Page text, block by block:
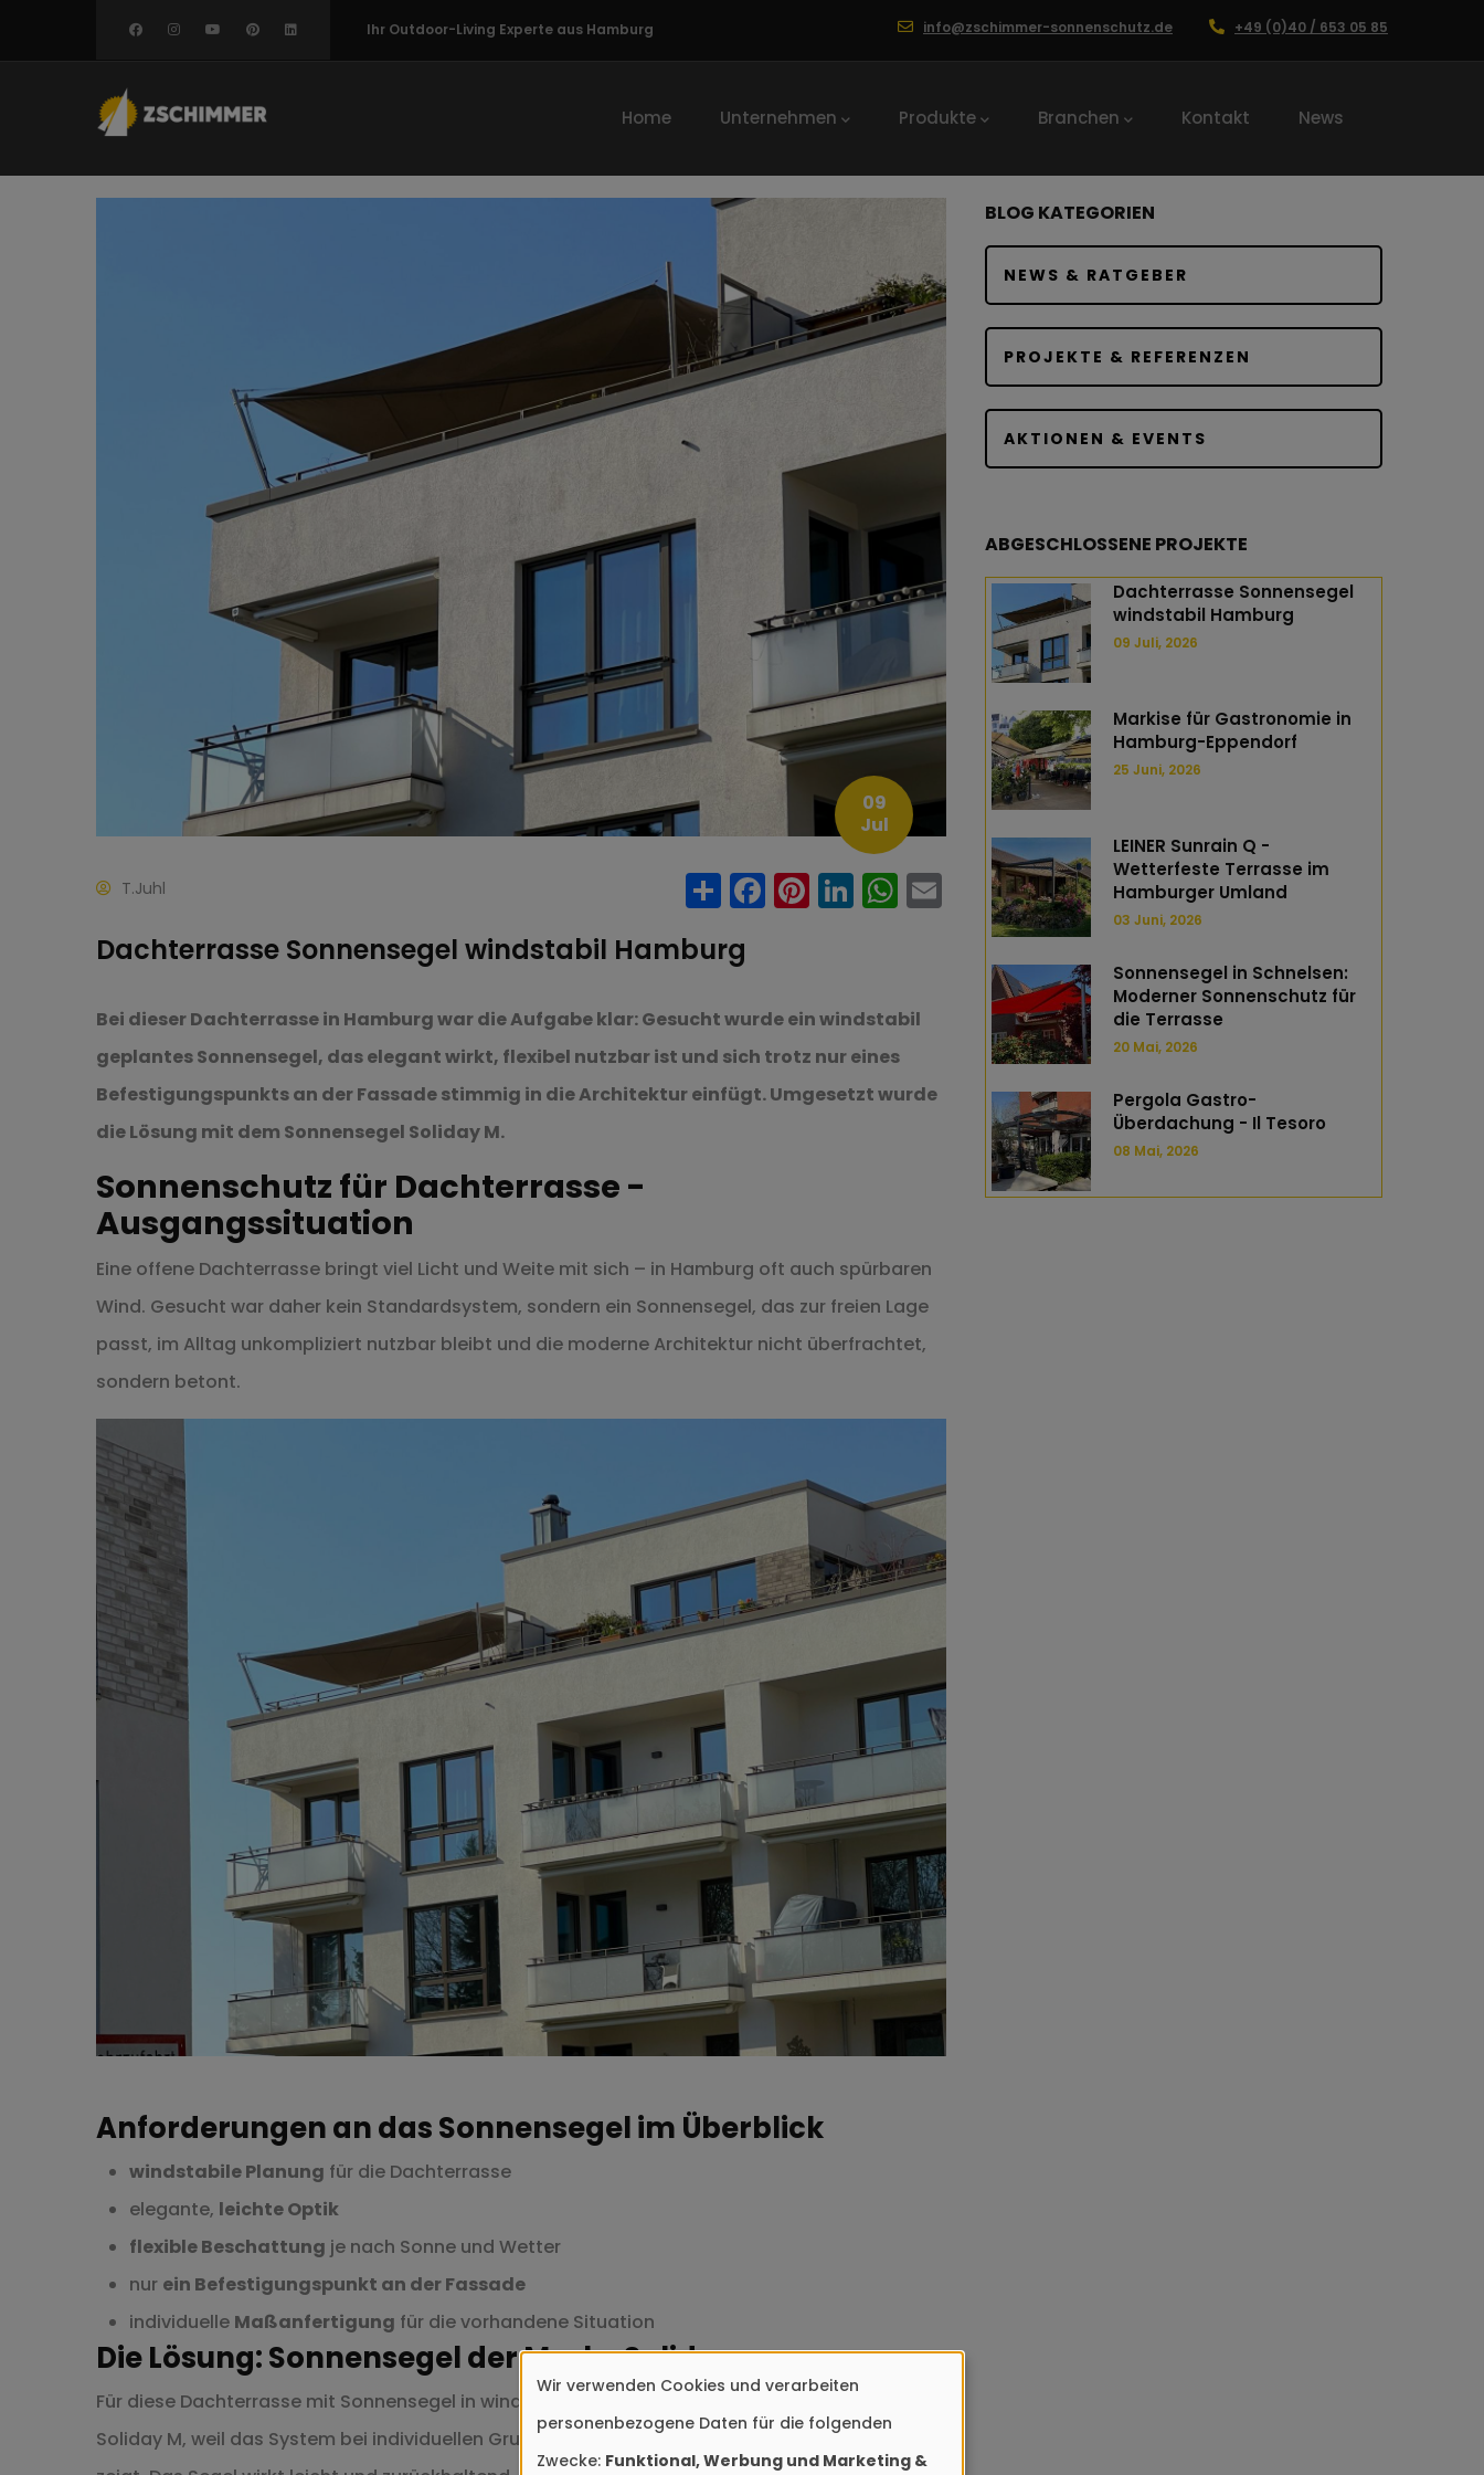
Ihr Outdoor-Living Experte aus Hamburg info@zschimmer-sonnenschutz.de +49 (0)40 / 653 05 85
Home Unternehmen Produkte Branchen Kontakt News
09
Jul
T.Juhl Share
Facebook
Pinterest
LinkedIn
WhatsApp
Email
Dachterrasse Sonnensegel windstabil Hamburg
Bei dieser Dachterrasse in Hamburg war die Aufgabe klar: Gesucht wurde ein windstabil
geplantes Sonnensegel, das elegant wirkt, flexibel nutzbar ist und sich trotz nur eines
Befestigungspunkts an der Fassade stimmig in die Architektur einfügt. Umgesetzt wurde
die Lösung mit dem Sonnensegel Soliday M.
Sonnenschutz für Dachterrasse -
Ausgangssituation
Eine offene Dachterrasse bringt viel Licht und Weite mit sich – in Hamburg oft auch spürbaren
Wind. Gesucht war daher kein Standardsystem, sondern ein Sonnensegel, das zur freien Lage
passt, im Alltag unkompliziert nutzbar bleibt und die moderne Architektur nicht überfrachtet,
sondern betont.
Anforderungen an das Sonnensegel im Überblick
windstabile Planung für die Dachterrasse
elegante, leichte Optik
flexible Beschattung je nach Sonne und Wetter
nur ein Befestigungspunkt an der Fassade
individuelle Maßanfertigung für die vorhandene Situation
Die Lösung: Sonnensegel der Marke Soliday
Für diese Dachterrasse mit Sonnensegel in windiger Lage in Hamburg fiel die Wahl auf das
Soliday M, weil das System bei individuellen Grundrissen und offenen Flächen seine Stärken
BLOG KATEGORIEN
NEWS & RATGEBER
PROJEKTE & REFERENZEN
AKTIONEN & EVENTS
ABGESCHLOSSENE PROJEKTE
Dachterrasse Sonnensegel
windstabil Hamburg
09 Juli, 2026
Markise für Gastronomie in
Hamburg-Eppendorf
25 Juni, 2026
LEINER Sunrain Q -
Wetterfeste Terrasse im
Hamburger Umland
03 Juni, 2026
Sonnensegel in Schnelsen:
Moderner Sonnenschutz für
die Terrasse
20 Mai, 2026
Pergola Gastro-
Überdachung - Il Tesoro
08 Mai, 2026
Verwendung
von
Wir verwenden Cookies und verarbeiten
personenbezogene Daten für die folgenden
Zwecke: Funktional, Werbung und Marketing &